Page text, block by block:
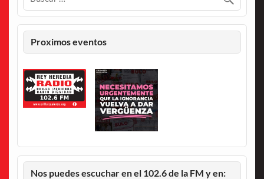
Proximos eventos
Nos puedes escuchar en el 102.6 de la FM y en: